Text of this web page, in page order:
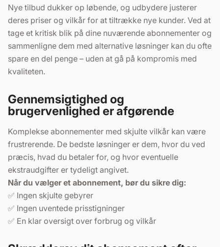
Nye tilbud dukker op løbende, og udbydere justerer
deres priser og vilkår for at tiltrække nye kunder. Ved at
tage et kritisk blik på dine nuværende abonnementer og
sammenligne dem med alternative løsninger kan du ofte
spare en del penge – uden at gå på kompromis med
kvaliteten.
Gennemsigtighed og
brugervenlighed er afgørende
Komplekse abonnementer med skjulte vilkår kan være
frustrerende. De bedste løsninger er dem, hvor du ved
præcis, hvad du betaler for, og hvor eventuelle
ekstraudgifter er tydeligt angivet.
Når du vælger et abonnement, bør du sikre dig:
✅ Ingen skjulte gebyrer
✅ Ingen uventede prisstigninger
✅ En klar oversigt over forbrug og vilkår